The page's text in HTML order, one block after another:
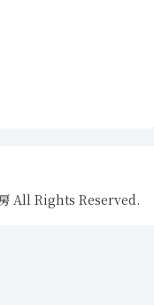
All Rights Reserved.